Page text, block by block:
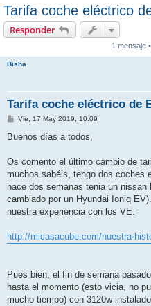
Tarifa coche eléctrico
Responder
1 mensaje
Bisha
Tarifa coche eléctrico de
M
n
j
Vie, 17 May 2019, 10:09
Buenos días a todos,
Os comento el último cambio de
muchos sabéis, tengo dos coches
hace dos semanas tenia un
cambiado por un Hyundai Ioniq
nuestra experiencia con los VE:
http://micasacube.com/nuestra-
Pues bien, el fin de semana
hasta el momento (esto vicia, no
mucho tiempo) con 3120w